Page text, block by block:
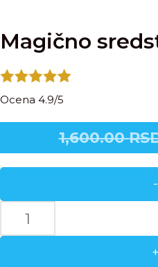
Magično
Ocena 4.9/5
1,600.00
-
+